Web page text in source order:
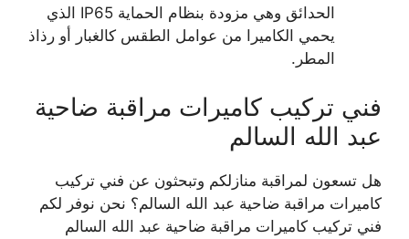
الحدائق وهي مزودة بنظام الحماية IP65 الذي
يحمي الكاميرا من عوامل الطقس كالغبار أو رذاذ
المطر.
فني تركيب كاميرات مراقبة ضاحية
عبد الله السالم
هل تسعون لمراقبة منازلكم وتبحثون عن فني تركيب
كاميرات مراقبة ضاحية عبد الله السالم؟ نحن نوفر لكم
فني تركيب كاميرات مراقبة ضاحية عبد الله السالم